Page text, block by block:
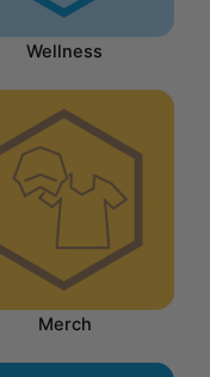
Wellness
Merch